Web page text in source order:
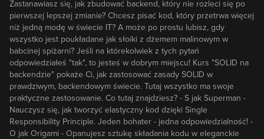
Zastanawiasz się, jak zbudować backend, który nie rozleci się po
pierwszej lepszej zmianie? Chcesz pisać kod, który przetrwa więcej
niż jedną modę w świecie IT? A może po prostu lubisz, gdy
wszystko jest poukładane jak słoiki z dżemem malinowym w
babcinej spiżarni? Jeśli na którekolwiek z tych pytań
odpowiedziałeś "tak", to jesteś w dobrym miejscu! Kurs "SOLID na
backendzie" pokaże Ci, jak zastosować zasady SOLID w
prawdziwym, backendowym świecie. Tutaj wszystko ma swoje
praktyczne zastosowanie. Co tutaj znajdziesz? - S jak Superman -
Nauczysz się, jak tworzyć elastyczny kod dzięki Single
Responsibility Principle. Jeden bohater - jedna odpowiedzialność! -
O jak Origami - Opanujesz sztukę składania kodu w eleganckie